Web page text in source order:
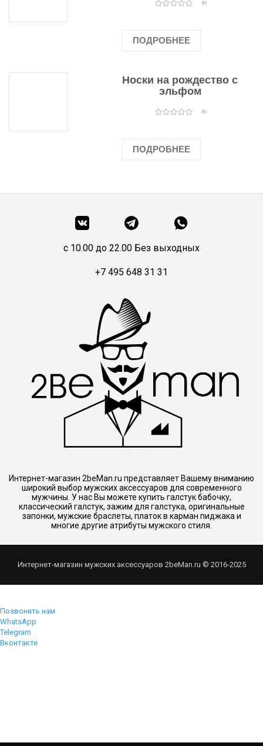
(0)
ПОДРОБНЕЕ
Носки на рождество с
эльфом
(0)
ПОДРОБНЕЕ
c 10.00 до 22.00 Без выходных
+7 495 648 31 31
Интернет-магазин 2beMan.ru представляет Вашему вниманию
широкий выбор мужских аксессуаров для современного
мужчины. У нас Вы можете купить галстук бабочку,
классический галстук, зажим для галстука, оригинальные
запонки, мужские браслеты, платок в карман пиджака и
многие другие атрибуты мужского стиля.
Интернет-магазин мужских аксессуаров 2beMan.ru © 2016-2025
Позвонить нам
WhatsApp
Telegram
Вконтакте